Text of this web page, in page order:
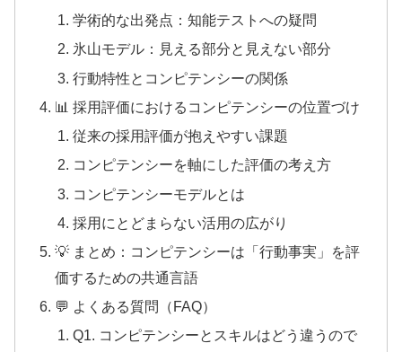
学術的な出発点：知能テストへの疑問
氷山モデル：見える部分と見えない部分
行動特性とコンピテンシーの関係
📊 採用評価におけるコンピテンシーの位置づけ
従来の採用評価が抱えやすい課題
コンピテンシーを軸にした評価の考え方
コンピテンシーモデルとは
採用にとどまらない活用の広がり
💡 まとめ：コンピテンシーは「行動事実」を評
価するための共通言語
💬 よくある質問（FAQ）
Q1. コンピテンシーとスキルはどう違うので